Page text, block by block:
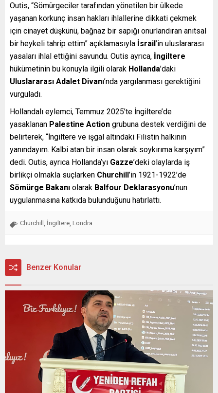
Outis, “Sömürgeciler tarafından yönetilen bir ülkede
yaşanan korkunç insan hakları ihlallerine dikkati çekmek
için cinayet düşkünü, bağnaz bir sapığı onurlandıran anıtsal
bir heykeli tahrip ettim” açıklamasıyla İsrail’in uluslararası
yasaları ihlal ettiğini savundu. Outis ayrıca, İngiltere
hükümetinin bu konuyla ilgili olarak Hollanda’daki
Uluslararası Adalet Divanı’nda yargılanması gerektiğini
vurguladı.
Hollandalı eylemci, Temmuz 2025’te İngiltere’de
yasaklanan Palestine Action grubuna destek verdiğini de
belirterek, “İngiltere ve işgal altındaki Filistin halkının
yanındayım. Kalbi atan bir insan olarak soykırıma karşıyım”
dedi. Outis, ayrıca Hollanda’yı Gazze’deki olaylarda iş
birlikçi olmakla suçlarken Churchill’in 1921-1922’de
Sömürge Bakanı olarak Balfour Deklarasyonu’nun
uygulanmasına katkıda bulunduğunu hatırlattı.
Churchill İngiltere Londra
Benzer Konular